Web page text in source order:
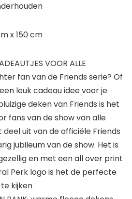
x 150 cm
VOOR ALLE
fan van de Friends serie? Of
leuk cadeau idee voor je
deken van Friends is het
fans van de show van alle
uit van de officiële Friends
jubileum van de show. Het is
en met een all over print
Perk logo is het de perfecte
kijken